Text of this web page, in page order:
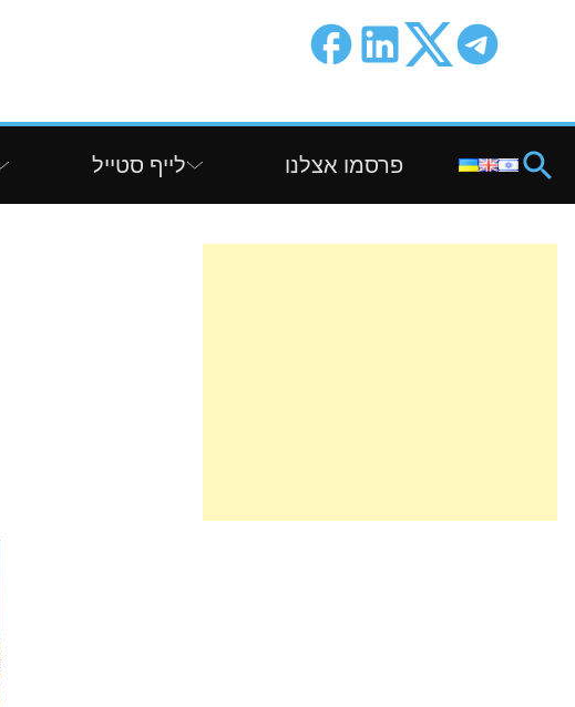
לייף סטייל פרסמו אצלנו